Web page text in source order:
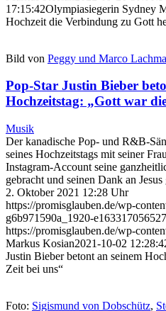
17:15:42Olympiasiegerin Sydney
Hochzeit die Verbindung zu Gott
Bild von Peggy und Marco
Pop-Star Justin Bieber
Hochzeitstag: „Gott war
Musik
Der kanadische Pop- und R&B-
seines Hochzeitstags mit seiner
Instagram-Account seine
gebracht und seinen Dank an
2. Oktober 2021 12:28 Uhr
https://promisglauben.de/wp-
g6b971590a_1920-
https://promisglauben.de/wp-
Markus Kosian2021-10-02
Justin Bieber betont an seinem
Zeit bei uns“
Foto: Sigismund von Dobschütz,